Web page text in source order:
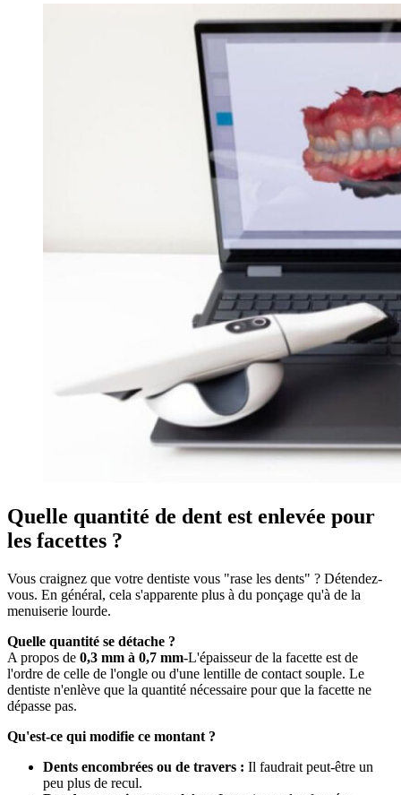
Quelle quantité de dent est enlevée pour
les facettes ?
Vous craignez que votre dentiste vous "rase les dents" ? Détendez-
vous. En général, cela s'apparente plus à du ponçage qu'à de la
menuiserie lourde.
Quelle quantité se détache ?
A propos de 0,3 mm à 0,7 mm-L'épaisseur de la facette est de
l'ordre de celle de l'ongle ou d'une lentille de contact souple. Le
dentiste n'enlève que la quantité nécessaire pour que la facette ne
dépasse pas.
Qu'est-ce qui modifie ce montant ?
Dents encombrées ou de travers : Il faudrait peut-être un
peu plus de recul.